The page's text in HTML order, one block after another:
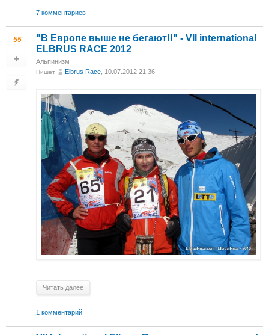
7 комментариев
55
"В Европе выше не бегают!!" - VII international
ELBRUS RACE 2012
Альпинизм
Пишет Elbrus Race , 10.07.2012 21:36
Читать далее
1 комментарий